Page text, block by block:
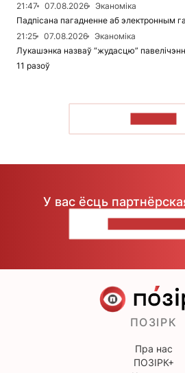
21:47
07.08.2026
Эканоміка
Падпісана пагадненне аб электронным
21:25
07.08.2026
Эканоміка
Лукашэнка назваў “жудасцю”
11 разоў
У вас ёсць
ПОЗІРК
Пра нас
ПОЗІРК+